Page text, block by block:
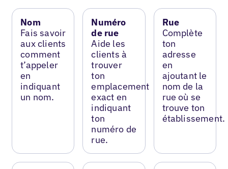
Nom
Fais savoir
aux clients
comment
t’appeler
en
indiquant
un nom.
Numéro
de rue
Aide les
clients à
trouver
ton
emplacement
exact en
indiquant
ton
numéro de
rue.
Rue
Complète
ton
adresse
en
ajoutant le
nom de la
rue où se
trouve ton
établissement.